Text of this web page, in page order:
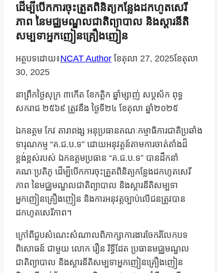
ដើម្បីបើកការចុះត្រួតពិនិត្យកន្លែងដកហូតសេរី
ភាព នៃមជ្ឈមណ្ឌលជាតិព្យាបាល និងស្តារនីតិ
សម្បទាអ្នកញៀនគ្រឿងញៀន
អត្ថបទដោយ៖NCAT Author ខែ​តុលា 27, 2025ខែ​តុលា
30, 2025
នាព្រឹកថ្ងៃសុក្រ ៣កើត ខែកត្តិក ឆ្នាំម្សាញ់ សប្តស័ក ពុទ្ធ
សករាជ ២៥៦៩ ត្រូវនឹង ថ្ងៃទី២៤ ខែតុលា ឆ្នាំ២០២៥
ឯកឧត្តម កែវ តារាពង្ស អនុប្រធានគណៈកម្មាធិការជាតិប្រឆាំង
ទារុណកម្ម “គ.ជ.ប.ទ” ដោយអនុវត្តន៍តាមការចាត់តាំងដ៏
ខ្ពង់ខ្ពស់របស់ ឯកឧត្តមប្រធាន “គ.ជ.ប.ទ” បានដឹកនាំ
គណៈប្រតិភូ ដើម្បីបើកការចុះត្រួតពិនិត្យកន្លែងដកហូតសេរី
ភាព នៃមជ្ឈមណ្ឌលជាតិព្យាបាល និងស្តារនីតិសម្បទា
អ្នកញៀនគ្រឿងញៀន និងការអនុវត្តច្បាប់លើជនត្រូវបាន
ដកហូតសេរីភាព។
ក្រៅពីជួបសំណេះសំណាលពិភាក្សាការងារចែករំលែកបទ
ពិសោធន៍ ជាមួយ លោក រឿន រិទ្ធីដែត ប្រធានមជ្ឈមណ្ឌល
ជាតិព្យាបាល និងស្តារនីតិសម្បទាអ្នកញៀនគ្រឿងញៀន